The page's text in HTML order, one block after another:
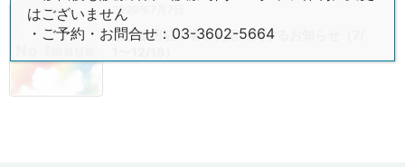
2026年7月7日
患者様用駐車場ご利用に関するお知らせ（7/
はございません
・ご予約・お問合せ：03-3602-5664